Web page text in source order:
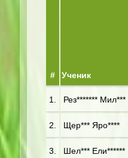
# Ученик
1. Рез******* Мил***
2. Щер*** Яро****
3. Шел*** Ели******